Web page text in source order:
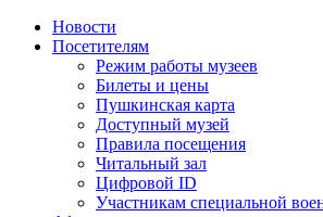
Новости
Посетителям
Режим работы музеев
Билеты и цены
Пушкинская карта
Доступный музей
Правила посещения
Читальный зал
Цифровой ID
Участникам специальной